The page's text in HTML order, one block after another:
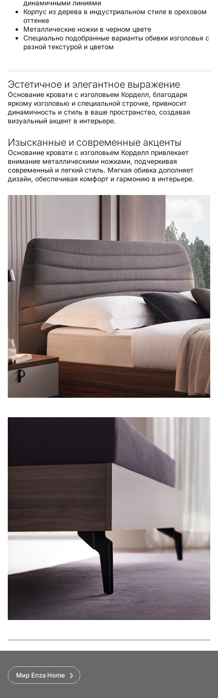
динамичными линиями
Корпус из дерева в индустриальном стиле в ореховом
оттенке
Металлические ножки в черном цвете
Специально подобранные варианты обивки изголовья с
разной текстурой и цветом
Эстетичное и элегантное выражение
Основание кровати с изголовьем Корделл, благодаря
яркому изголовью и специальной строчке, привносит
динамичность и стиль в ваше пространство, создавая
визуальный акцент в интерьере.
Изысканные и современные акценты
Основание кровати с изголовьем Корделл привлекает
внимание металлическими ножками, подчеркивая
современный и легкий стиль. Мягкая обивка дополняет
дизайн, обеспечивая комфорт и гармонию в интерьере.
Функции
Мир Enza Home